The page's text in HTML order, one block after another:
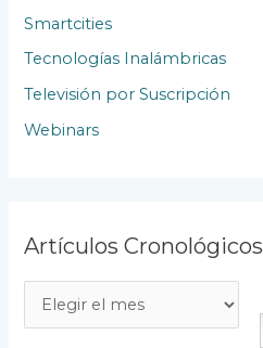
Smartcities
Tecnologías Inalámbricas
Televisión por Suscripción
Webinars
Artículos Cronológicos
r